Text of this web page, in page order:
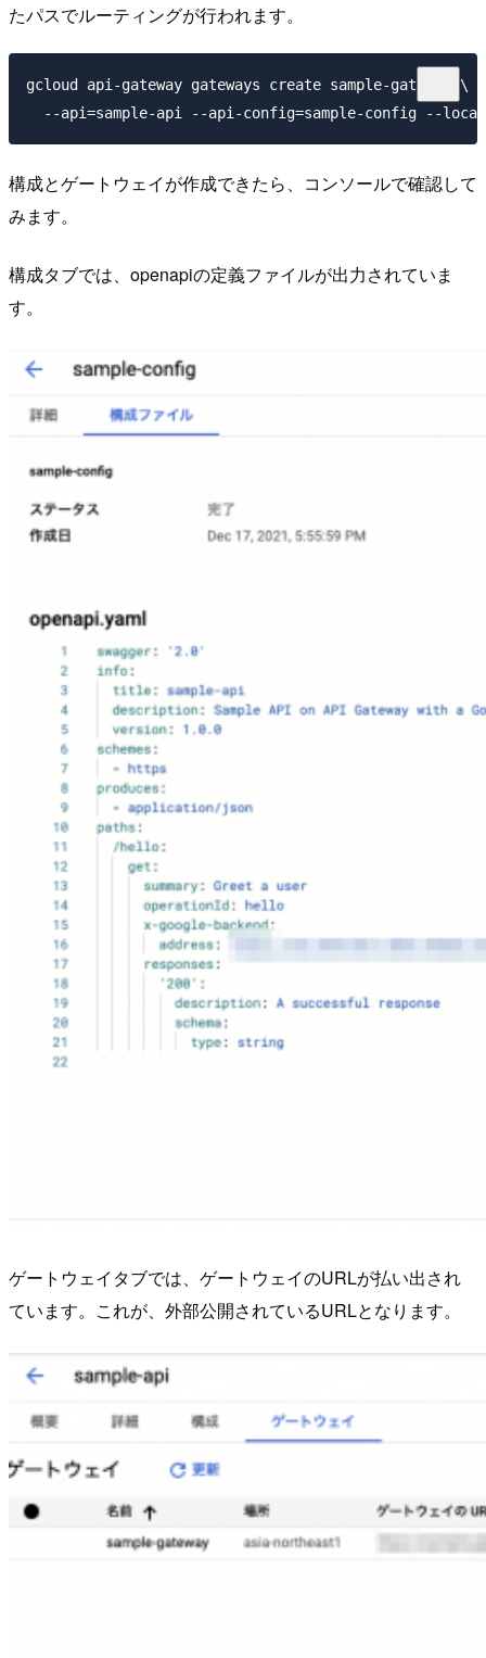
たパスでルーティングが行われます。
gcloud api-gateway gateways create sample-gateway \
構成とゲートウェイが作成できたら、コンソールで確認して
みます。
構成タブでは、openapiの定義ファイルが出力されていま
す。
ゲートウェイタブでは、ゲートウェイのURLが払い出され
ています。これが、外部公開されているURLとなります。